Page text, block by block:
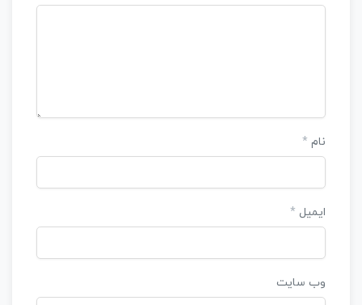
نام *
ایمیل *
وب‌ سایت